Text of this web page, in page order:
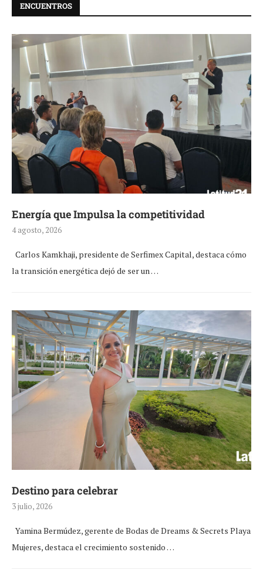
ENCUENTROS
Energía que Impulsa la competitividad
4 agosto, 2026
Carlos Kamkhaji, presidente de Serfimex Capital, destaca cómo
la transición energética dejó de ser un …
Destino para celebrar
3 julio, 2026
Yamina Bermúdez, gerente de Bodas de Dreams & Secrets Playa
Mujeres, destaca el crecimiento sostenido …